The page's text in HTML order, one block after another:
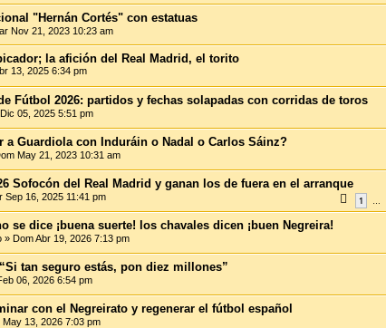
"Hernán Cortés" con estatuas
Nov 21, 2023 10:23 am
la afición del Real Madrid, el torito
13, 2025 6:34 pm
Fútbol 2026: partidos y fechas solapadas con corridas de toros
05, 2025 5:51 pm
a Guardiola con Induráin o Nadal o Carlos Sáinz?
May 21, 2023 10:31 am
Sofocón del Real Madrid y ganan los de fuera en el arranque
Sep 16, 2025 11:41 pm 1 …
se dice ¡buena suerte! los chavales dicen ¡buen Negreira!
» Dom Abr 19, 2026 7:13 pm
tan seguro estás, pon diez millones”
06, 2026 6:54 pm
con el Negreirato y regenerar el fútbol español
May 13, 2026 7:03 pm